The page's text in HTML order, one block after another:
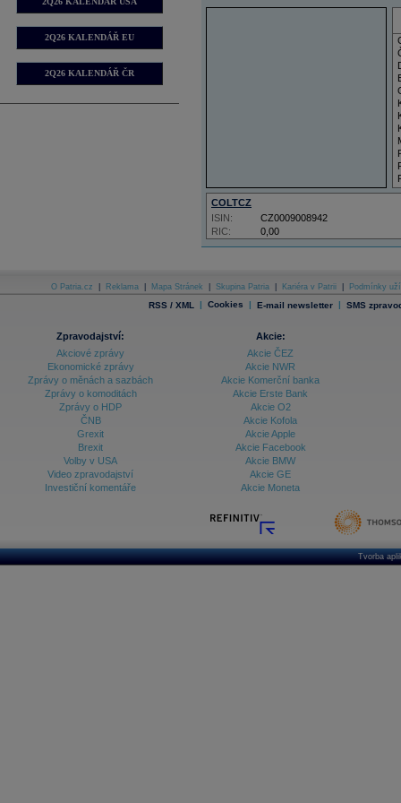
2Q26 KALENDÁŘ EU
2Q26 KALENDÁŘ ČR
COLTCZ
RIC: 0,00
ISIN: CZ0009008942
O Patria.cz Reklama Mapa Stránek Skupina Patria Kariéra v Patrii Podmínky
RSS / XML | Cookies | E-mail newsletter | SMS
Zpravodajství:
Akciové zprávy
Ekonomické zprávy
Zprávy o měnách a sazbách
Zprávy o komoditách
Zprávy o HDP
ČNB
Grexit
Brexit
Volby v USA
Video zpravodajství
Investiční komentáře
Akcie:
Akcie ČEZ
Akcie NWR
Akcie Komerční banka
Akcie Erste Bank
Akcie O2
Akcie Kofola
Akcie Apple
Akcie Facebook
Akcie BMW
Akcie GE
Akcie Moneta
Tvorba